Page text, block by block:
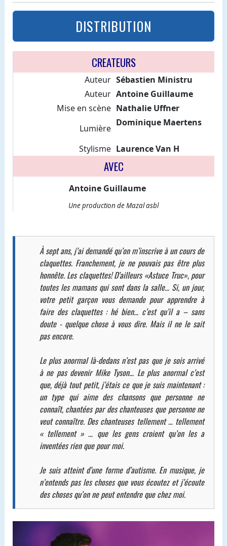
DISTRIBUTION
CREATEURS
Auteur Sébastien Ministru
Auteur Antoine Guillaume
Mise en scène Nathalie Uffner
Lumière
Dominique Maertens
Stylisme Laurence Van H
AVEC
Antoine Guillaume
Une production de Mazal asbl
À sept ans, j’ai demandé qu’on m’inscrive à un cours de
claquettes. Franchement, je ne pouvais pas être plus
honnête. Les claquettes! D’ailleurs «Astuce Truc», pour
toutes les mamans qui sont dans la salle… Si, un jour,
votre petit garçon vous demande pour apprendre à
faire des claquettes : hé bien… c’est qu’il a – sans
doute - quelque chose à vous dire. Mais il ne le sait
pas encore.
Le plus anormal là-dedans n’est pas que je sois arrivé
à ne pas devenir Mike Tyson… Le plus anormal c’est
que, déjà tout petit, j’étais ce que je suis maintenant :
un type qui aime des chansons que personne ne
connaît, chantées par des chanteuses que personne ne
veut connaître. Des chanteuses tellement … tellement
« tellement » … que les gens croient qu’on les a
inventées rien que pour moi.
Je suis atteint d’une forme d’autisme. En musique, je
n’entends pas les choses que vous écoutez et j’écoute
des choses qu’on ne peut entendre que chez moi.